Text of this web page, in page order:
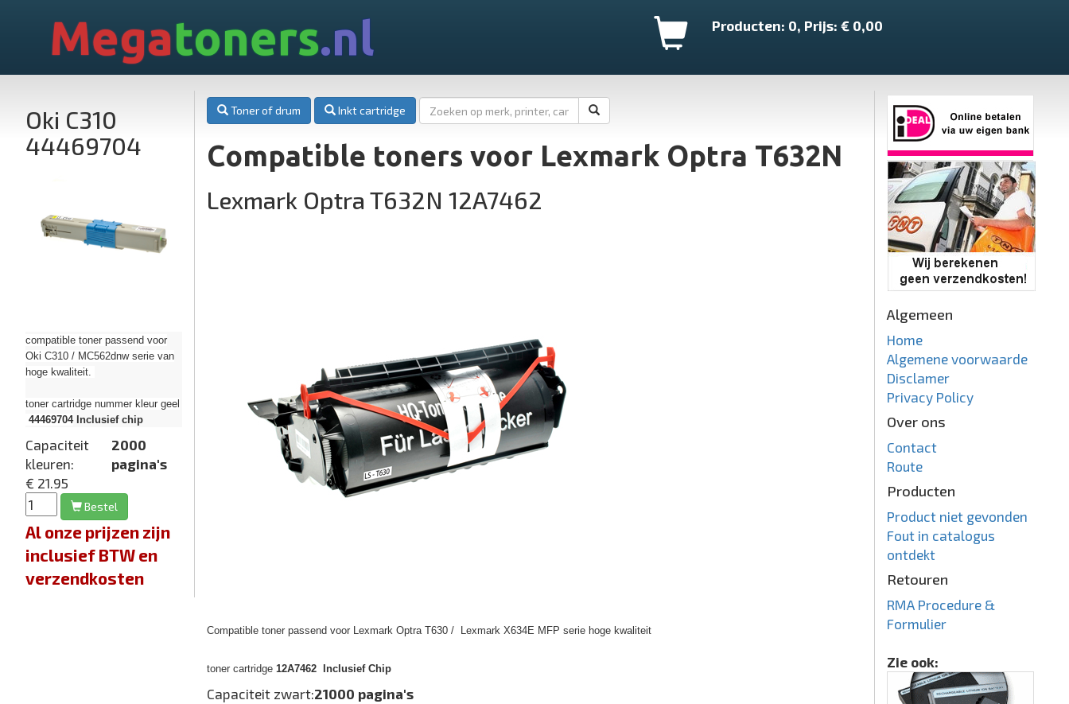
Megatoners.nl Producten: 0, Prijs: € 0,00
Oki C310
44469704
compatible toner passend voor
Oki C310 / MC562dnw serie van
hoge kwaliteit.
toner cartridge nummer kleur geel
44469704Inclusief chip
Capaciteit
kleuren:
2000
pagina's
€ 21.95
Bestel
Al onze prijzen zijn
inclusief BTW en
verzendkosten
Toner of drum Inkt cartridge
Compatible toners voor Lexmark Optra T632N
Lexmark Optra T632N 12A7462
Compatible toner passend voor Lexmark Optra T630 / Lexmark X634E MFP serie hoge kwaliteit
toner cartridge12A7462 Inclusief Chip
Capaciteit zwart:21000 pagina's
Algemeen
Home
Algemene voorwaarde
Disclamer
Privacy Policy
Over ons
Contact
Route
Producten
Product niet gevonden
Fout in catalogus
ontdekt
Retouren
RMA Procedure &
Formulier
Zie ook: